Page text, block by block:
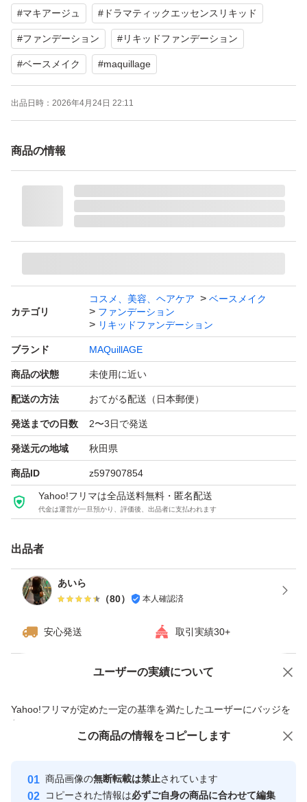
#マキアージュ # ドラマティックエッセンスリキッド
#ファンデーション #リキッドファンデーション
#ベースメイク #maquillage
出品日時： 2026年4月24日 22:11
商品の情報
カテゴリ
コスメ、美容、ヘアケア
ベースメイク
ファンデーション
リキッドファンデーション
ブランド MAQuillAGE
商品の状態 未使用に近い
配送の方法 おてがる配送（日本郵便）
発送までの日数 2〜3日で発送
発送元の地域 秋田県
商品ID z597907854
Yahoo!フリマは全品送料無料・匿名配送
代金は運営が一旦預かり、評価後、出品者に支払われます
出品者
あいら
（80） 本人確認済
安心発送 取引実績30+
ユーザーの実績について
Yahoo!フリマが定めた一定の基準を満たしたユーザーにバッジを
付与しています
安心取引出品者
心・安全なユーザーです
価格の相談 商品への質問
この商品の情報をコピーします
商品画像の無断転載は禁止されています
コピーされた情報は必ずご自身の商品に合わせて編集
この商品をみている人にオススメ